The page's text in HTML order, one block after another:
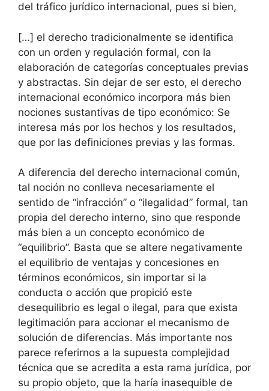
del tráfico jurídico internacional, pues si bien,
[…] el derecho tradicionalmente se identifica
con un orden y regulación formal, con la
elaboración de categorías conceptuales previas
y abstractas. Sin dejar de ser esto, el derecho
internacional económico incorpora más bien
nociones sustantivas de tipo económico: Se
interesa más por los hechos y los resultados,
que por las definiciones previas y las formas.
A diferencia del derecho internacional común,
tal noción no conlleva necesariamente el
sentido de “infracción” o “ilegalidad” formal, tan
propia del derecho interno, sino que responde
más bien a un concepto económico de
“equilibrio”. Basta que se altere negativamente
el equilibrio de ventajas y concesiones en
términos económicos, sin importar si la
conducta o acción que propició este
desequilibrio es legal o ilegal, para que exista
legitimación para accionar el mecanismo de
solución de diferencias. Más importante nos
parece referirnos a la supuesta complejidad
técnica que se acredita a esta rama jurídica, por
su propio objeto, que la haría inasequible de